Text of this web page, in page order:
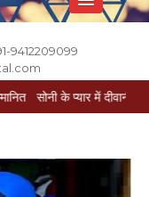
9412209099
में दीवानी सीता पहुंची मेरठ